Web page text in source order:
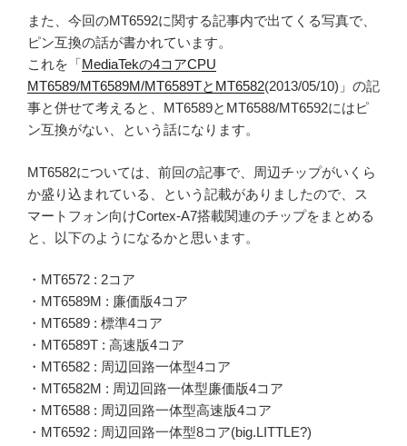
また、今回のMT6592に関する記事内で出てくる写真で、
ピン互換の話が書かれています。
これを「MediaTekの4コアCPU
MT6589/MT6589M/MT6589TとMT6582(2013/05/10)」の記
事と併せて考えると、MT6589とMT6588/MT6592にはピ
ン互換がない、という話になります。
MT6582については、前回の記事で、周辺チップがいくら
か盛り込まれている、という記載がありましたので、ス
マートフォン向けCortex-A7搭載関連のチップをまとめる
と、以下のようになるかと思います。
・MT6572 : 2コア
・MT6589M : 廉価版4コア
・MT6589 : 標準4コア
・MT6589T : 高速版4コア
・MT6582 : 周辺回路一体型4コア
・MT6582M : 周辺回路一体型廉価版4コア
・MT6588 : 周辺回路一体型高速版4コア
・MT6592 : 周辺回路一体型8コア(big.LITTLE?)